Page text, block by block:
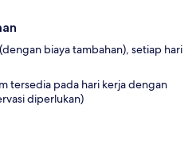
biaya tambahan), setiap hari
tersedia pada hari kerja dengan
diperlukan)